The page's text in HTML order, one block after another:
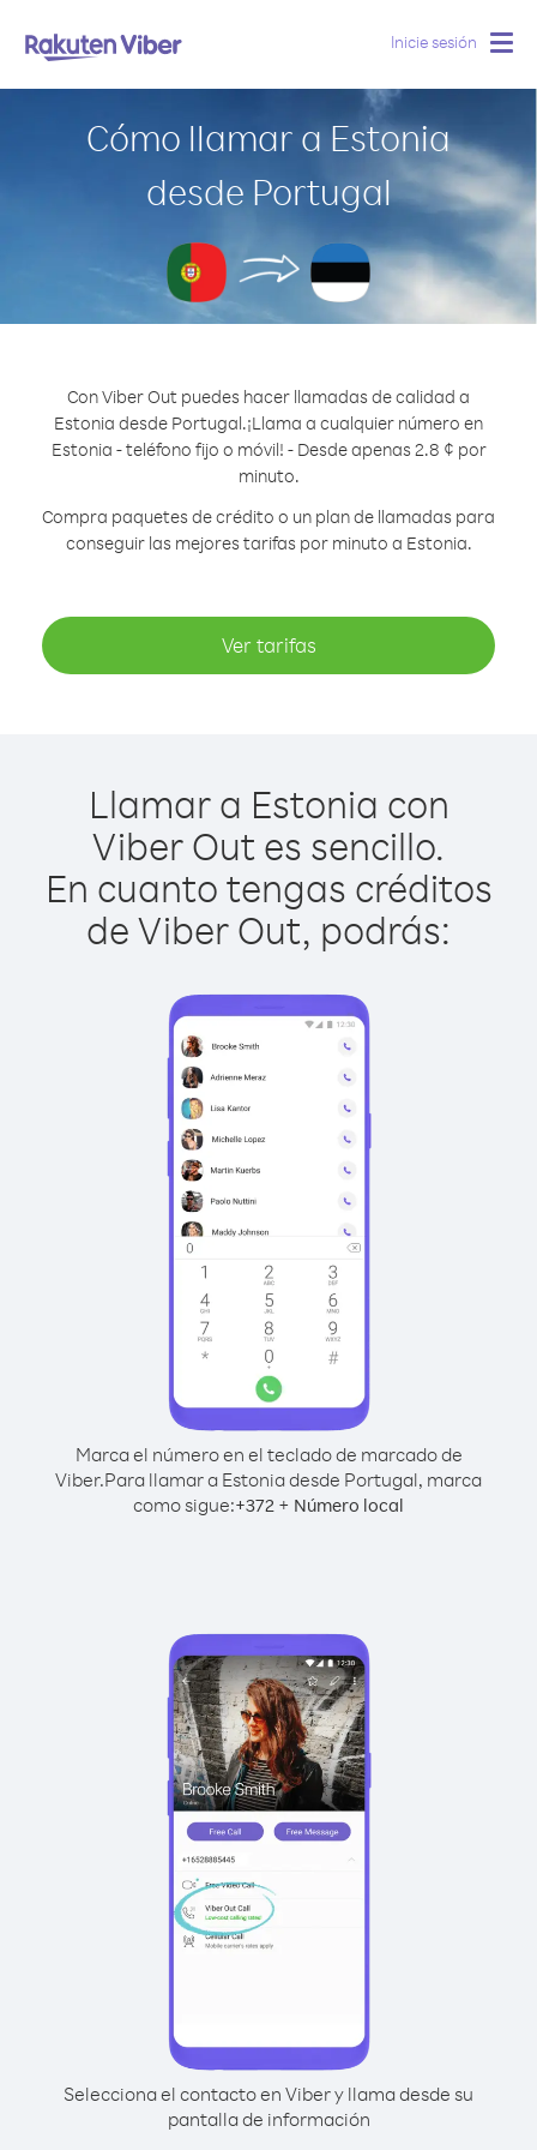
Inicie sesión
Cómo llamar a Estonia
desde Portugal
Con Viber Out puedes hacer llamadas de calidad a
Estonia desde Portugal.¡Llama a cualquier número en
Estonia - teléfono fijo o móvil! - Desde apenas 2.8 ¢ por
minuto.
Compra paquetes de crédito o un plan de llamadas para
conseguir las mejores tarifas por minuto a Estonia.
Ver tarifas
Llamar a Estonia con
Viber Out es sencillo.
En cuanto tengas créditos
de Viber Out, podrás:
Marca el número en el teclado de marcado de
Viber.Para llamar a Estonia desde Portugal, marca
como sigue:+372 + Número local
Selecciona el contacto en Viber y llama desde su
pantalla de información